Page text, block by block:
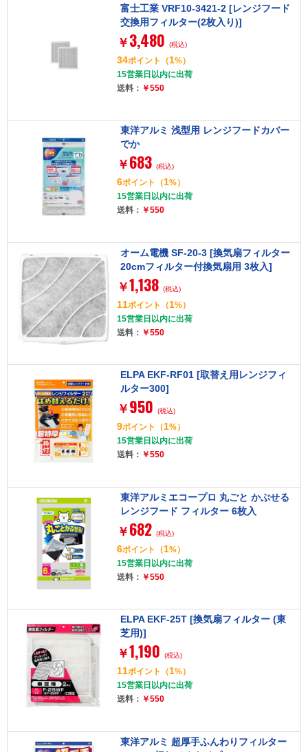
富士工業 VRF10-3421-2 [レンジフード
交換用フィルター(2枚入り)]
￥ 3,480 (税込)
34ポイント （1%）
15営業日以内に出荷
送料： ￥550
東洋アルミ 浅型用 レンジフードカバー
でか
￥ 683 (税込)
6ポイント （1%）
15営業日以内に出荷
送料： ￥550
オーム電機 SF-20-3 [換気扇フィルター
20cmフィルター付換気扇用 3枚入]
￥1,138 (税込)
11ポイント （1%）
15営業日以内に出荷
送料： ￥550
ELPA EKF-RF01 [取替え用レンジフィ
ルター300]
￥ 950 (税込)
9ポイント （1%）
15営業日以内に出荷
送料： ￥550
東洋アルミエコープロ 丸ごと かぶせる
レンジフード フィルター 6枚入
￥ 682 (税込)
6ポイント （1%）
15営業日以内に出荷
送料： ￥550
ELPA EKF-25T [換気扇フィルター (東
芝用)]
￥1,190 (税込)
11ポイント （1%）
15営業日以内に出荷
送料： ￥550
東洋アルミ 超厚手ふんわりフィルター